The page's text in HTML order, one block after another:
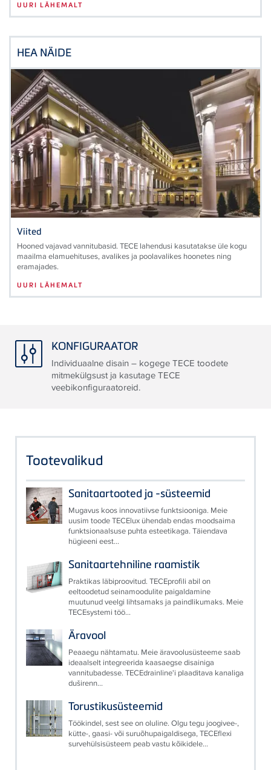
UURI LÄHEMALT
HEA NÄIDE
Viited
Hooned vajavad vannitubasid. TECE lahendusi kasutatakse üle kogu
maailma elamuehituses, avalikes ja poolavalikes hoonetes ning
eramajades.
UURI LÄHEMALT
KONFIGURAATOR
Individuaalne disain – kogege TECE toodete
mitmekülgsust ja kasutage TECE
veebikonfiguraatoreid.
Tootevalikud
Sanitaartooted ja -süsteemid
Mugavus koos innovatiivse funktsiooniga. Meie
uusim toode TECElux ühendab endas moodsaima
funktsionaalsuse puhta esteetikaga. Täiendava
hügieeni eest...
Sanitaartehniline raamistik
Praktikas läbiproovitud. TECEprofili abil on
eeltoodetud seinamoodulite paigaldamine
muutunud veelgi lihtsamaks ja paindlikumaks. Meie
TECEsystemi töö...
Äravool
Peaaegu nähtamatu. Meie äravoolusüsteeme saab
ideaalselt integreerida kaasaegse disainiga
vannitubadesse. TECEdrainline'i plaaditava kanaliga
duširenn...
Torustikusüsteemid
Töökindel, sest see on oluline. Olgu tegu joogivee-,
kütte-, gaasi- või suruõhupaigaldisega, TECEflexi
survehülsisüsteem peab vastu kõikidele...